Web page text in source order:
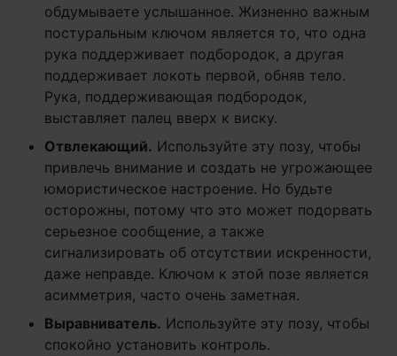
обдумываете услышанное. Жизненно важным
постуральным ключом является то, что одна
рука поддерживает подбородок, а другая
поддерживает локоть первой, обняв тело.
Рука, поддерживающая подбородок,
выставляет палец вверх к виску.
Отвлекающий. Используйте эту позу, чтобы
привлечь внимание и создать не угрожающее
юмористическое настроение. Но будьте
осторожны, потому что это может подорвать
серьезное сообщение, а также
сигнализировать об отсутствии искренности,
даже неправде. Ключом к этой позе является
асимметрия, часто очень заметная.
Выравниватель. Используйте эту позу, чтобы
спокойно установить контроль.